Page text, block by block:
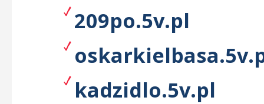
209po.5v.pl
kadzidlo.5v.pl